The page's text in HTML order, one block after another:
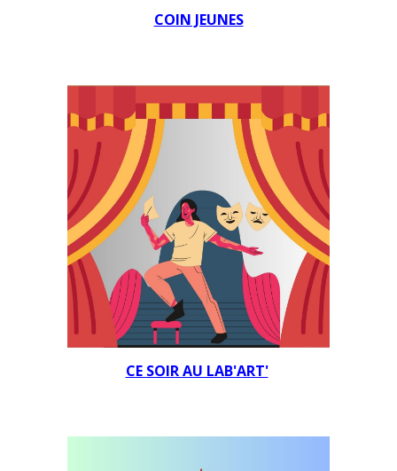
COIN JEUNES
CE SOIR AU LAB'ART'